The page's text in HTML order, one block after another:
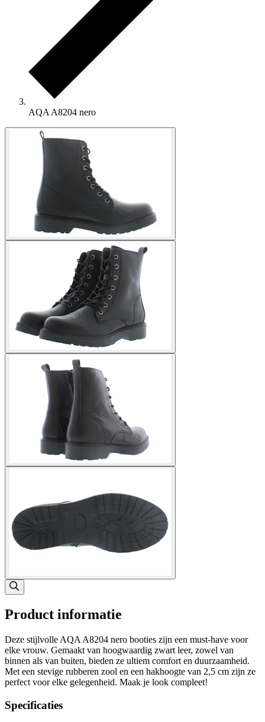
AQA A8204 nero
Product informatie
Deze stijlvolle AQA A8204 nero booties zijn een must-have voor
elke vrouw. Gemaakt van hoogwaardig zwart leer, zowel van
binnen als van buiten, bieden ze ultiem comfort en duurzaamheid.
Met een stevige rubberen zool en een hakhoogte van 2,5 cm zijn ze
perfect voor elke gelegenheid. Maak je look compleet!
Specificaties